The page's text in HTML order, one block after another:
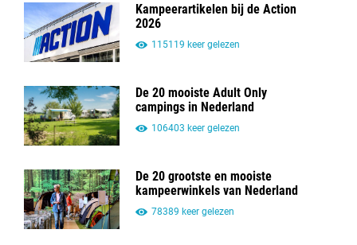
Kampeerartikelen bij de Action
2026
115119 keer gelezen
De 20 mooiste Adult Only
campings in Nederland
106403 keer gelezen
De 20 grootste en mooiste
kampeerwinkels van Nederland
78389 keer gelezen